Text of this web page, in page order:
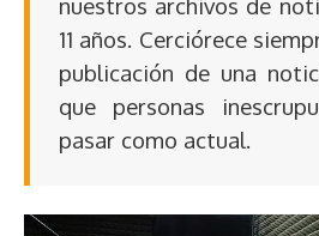
11 años. Cerciórece
publicación de una
que personas
pasar como actual.